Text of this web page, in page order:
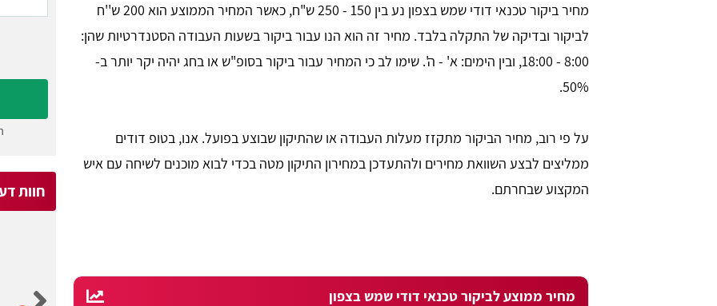
מחיר ביקור טכנאי דודי שמש בצפון נע בין 150 - 250 ש"ח, כאשר המחיר הממוצע הוא 200 ש''ח
לביקור ובדיקה של התקלה בלבד. מחיר זה הוא הנו עבור ביקור בשעות העבודה הסטנדרטיות שהן:
8:00 - 18:00, ובין הימים: א' - ה'. שימו לב כי המחיר עבור ביקור בסופ"ש או בחג יהיה יקר יותר ב-
50%.
על פי רוב, מחיר הביקור מתקזז מעלות העבודה או שהתיקון שבוצע בפועל. אנו, בטופ דודים
ממליצים לבצע השוואת מחירים ולהתעדכן במחירון התיקון מטה בכדי לבוא מוכנים לשיחה עם איש
המקצוע שבחרתם.
מחיר ממוצע לביקור טכנאי דודי שמש בצפון
חוות
Michael Kagan shuki shlomo